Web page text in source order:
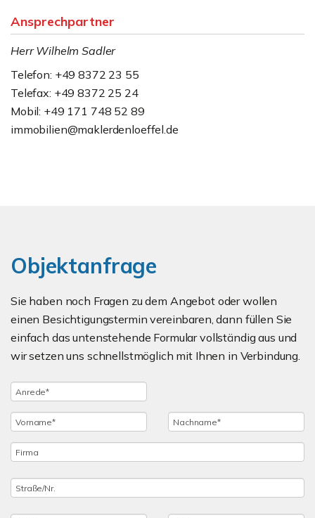
Ansprechpartner
Herr Wilhelm Sadler
Telefon: +49 8372 23 55
Telefax: +49 8372 25 24
Mobil: +49 171 748 52 89
immobilien@maklerdenloeffel.de
Objektanfrage
Sie haben noch Fragen zu dem Angebot oder wollen
einen Besichtigungstermin vereinbaren, dann füllen Sie
einfach das untenstehende Formular vollständig aus und
wir setzen uns schnellstmöglich mit Ihnen in Verbindung.